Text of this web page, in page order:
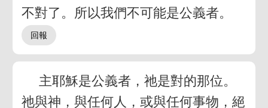
不對了。所以我們不可能是公義者。
主耶穌是公義者，祂是對的那位。
祂與神，與任何人，或與任何事物，絕